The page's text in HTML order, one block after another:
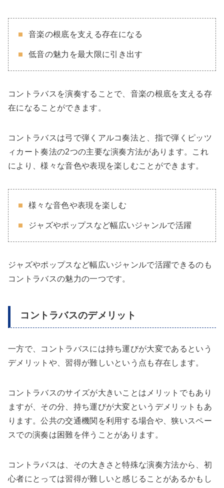
音楽の根底を支える存在になる
低音の魅力を最大限に引き出す
コントラバスを演奏することで、音楽の根底を支える存
在になることができます。
コントラバスは弓で弾くアルコ奏法と、指で弾くピッツ
ィカート奏法の2つの主要な演奏方法があります。これ
により、様々な音色や表現を楽しむことができます。
様々な音色や表現を楽しむ
ジャズやポップスなど幅広いジャンルで活躍
ジャズやポップスなど幅広いジャンルで活躍できるのも
コントラバスの魅力の一つです。
コントラバスのデメリット
一方で、コントラバスには持ち運びが大変であるという
デメリットや、習得が難しいという点も存在します。
コントラバスのサイズが大きいことはメリットでもあり
ますが、その分、持ち運びが大変というデメリットもあ
ります。公共の交通機関を利用する場合や、狭いスペー
スでの演奏は困難を伴うことがあります。
コントラバスは、その大きさと特殊な演奏方法から、初
心者にとっては習得が難しいと感じることがあるかもし